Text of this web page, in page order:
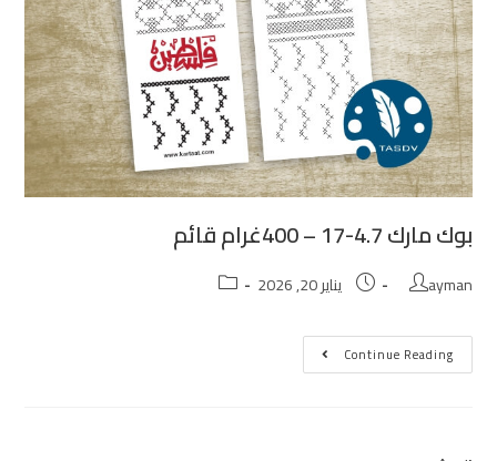
بوك مارك 4.7-17 – 400غرام قائم
ayman يناير 20, 2026
Continue Reading